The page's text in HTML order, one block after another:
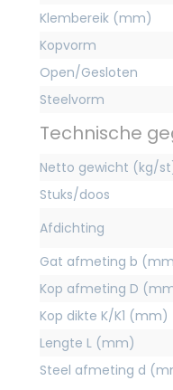
Klembereik (mm)
Kopvorm
Open/Gesloten
Steelvorm
Technische
Netto gewicht (kg/
Stuks/doos
Afdichting
Gat afmeting b
Kop afmeting D
Kop dikte K/K1 (mm)
Lengte L (mm)
Steel afmeting d